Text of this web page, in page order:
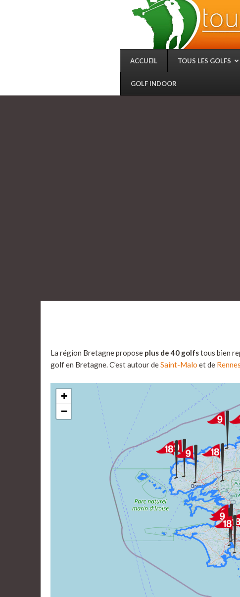
ACCUEIL TOUS LES GOLFS
GOLF INDOOR
La région Bretagne propose plus de 40 golfstous bien
golf en Bretagne. C’est autour deSaint-Malo et de Rennes
+
−